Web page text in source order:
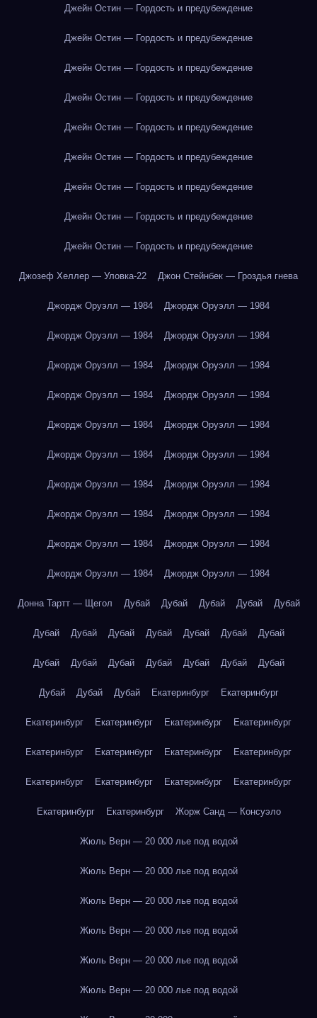
Джейн Остин — Гордость и предубеждение
Джейн Остин — Гордость и предубеждение
Джейн Остин — Гордость и предубеждение
Джейн Остин — Гордость и предубеждение
Джейн Остин — Гордость и предубеждение
Джейн Остин — Гордость и предубеждение
Джейн Остин — Гордость и предубеждение
Джейн Остин — Гордость и предубеждение
Джейн Остин — Гордость и предубеждение
Джозеф Хеллер — Уловка-22 Джон Стейнбек — Гроздья гнева
Джордж Оруэлл — 1984 Джордж Оруэлл — 1984
Джордж Оруэлл — 1984 Джордж Оруэлл — 1984
Джордж Оруэлл — 1984 Джордж Оруэлл — 1984
Джордж Оруэлл — 1984 Джордж Оруэлл — 1984
Джордж Оруэлл — 1984 Джордж Оруэлл — 1984
Джордж Оруэлл — 1984 Джордж Оруэлл — 1984
Джордж Оруэлл — 1984 Джордж Оруэлл — 1984
Джордж Оруэлл — 1984 Джордж Оруэлл — 1984
Джордж Оруэлл — 1984 Джордж Оруэлл — 1984
Джордж Оруэлл — 1984 Джордж Оруэлл — 1984
Донна Тартт — Щегол Дубай Дубай Дубай Дубай Дубай
Дубай Дубай Дубай Дубай Дубай Дубай Дубай
Дубай Дубай Дубай Дубай Дубай Дубай Дубай
Дубай Дубай Дубай Екатеринбург Екатеринбург
Екатеринбург Екатеринбург Екатеринбург Екатеринбург
Екатеринбург Екатеринбург Екатеринбург Екатеринбург
Екатеринбург Екатеринбург Екатеринбург Екатеринбург
Екатеринбург Екатеринбург Жорж Санд — Консуэло
Жюль Верн — 20 000 лье под водой
Жюль Верн — 20 000 лье под водой
Жюль Верн — 20 000 лье под водой
Жюль Верн — 20 000 лье под водой
Жюль Верн — 20 000 лье под водой
Жюль Верн — 20 000 лье под водой